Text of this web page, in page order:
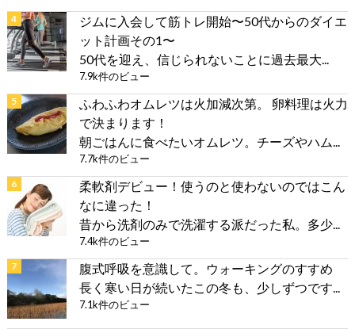
ジムに入会して筋トレ開始〜50代からのダイエ
ット計画その1〜
50代を迎え、信じられないことに過去最大...
7.9k件のビュー
ふわふわオムレツは火加減次第。 卵料理は火力
で決まります！
朝ごはんに食べたいオムレツ。チーズやハム...
7.7k件のビュー
柔軟剤デビュー！使うのと使わないのではこん
なに違った！
昔から洗剤のみで洗濯する派だった私。多少...
7.4k件のビュー
腹式呼吸を意識して。ウォーキングのすすめ
長く寒い日が続いたこの冬も、少しずつです...
7.1k件のビュー